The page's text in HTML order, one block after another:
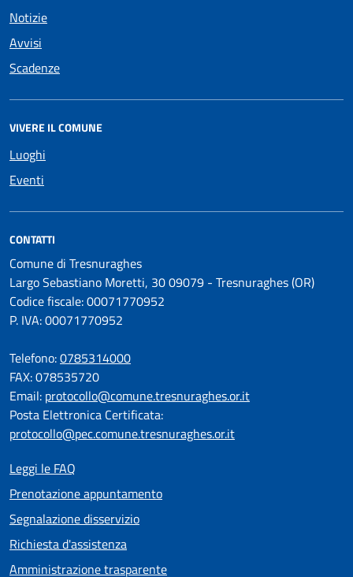
Notizie
Avvisi
Scadenze
VIVERE IL COMUNE
Luoghi
Eventi
CONTATTI
Comune di Tresnuraghes
Largo Sebastiano Moretti, 30 09079 - Tresnuraghes (OR)
Codice fiscale: 00071770952
P. IVA: 00071770952
Telefono:0785314000
FAX: 078535720
Email: protocollo@comune.tresnuraghes.or.it
Posta Elettronica Certificata:
protocollo@pec.comune.tresnuraghes.or.it
Leggi le FAQ
Prenotazione appuntamento
Segnalazione disservizio
Richiesta d'assistenza
Amministrazione trasparente